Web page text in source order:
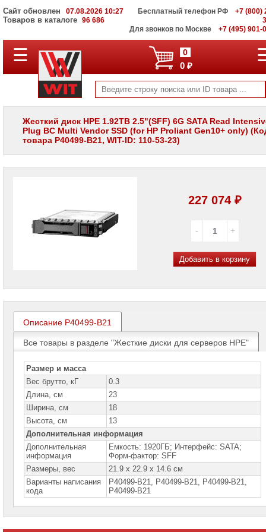
Сайт обновлен 07.08.2026 10:27
Товаров в каталоге 96 686
Бесплатный телефон РФ
+7 (800)
Для звонков по Москве
+7 (495) 901-
ПОЛНЫЙ
КАТАЛОГ
Корпоративные
серверы
WIT
Системы
хранения
данных
панели
Brand
Name
Моноблоки
Brand
Компьютеры
Brand
Name
Принтеры
плоттеры
МФУ
Серверы
Brand
Name
Серверы
Huawei
Серверы
☰ 0
0 ₽
Жесткий диск HPE 1.92TB 2.5"(SFF) 6G SATA Read
Plug BC Multi Vendor SSD (for HP Proliant Gen10+ only)
товара P40499-B21, WIT-ID: 110-53-23)
227 074 ₽
Добавить в корзину
Описание P40499-B21
Все товары в разделе "Жесткие диски для серверов HPE"
Размер и масса
Вес брутто, кГ
0.3
Длина, см
23
Ширина, см
18
Высота, см
13
Дополнительная информация
Дополнительная
информация
Емкость: 1920ГБ; Интерфейс: SATA;
Форм-фактор: SFF
Размеры, вес
21.9 x 22.9 x 14.6 см
Варианты написания
кода
P40499-B21, P40499-B21, P40499-В21,
Р40499-В21